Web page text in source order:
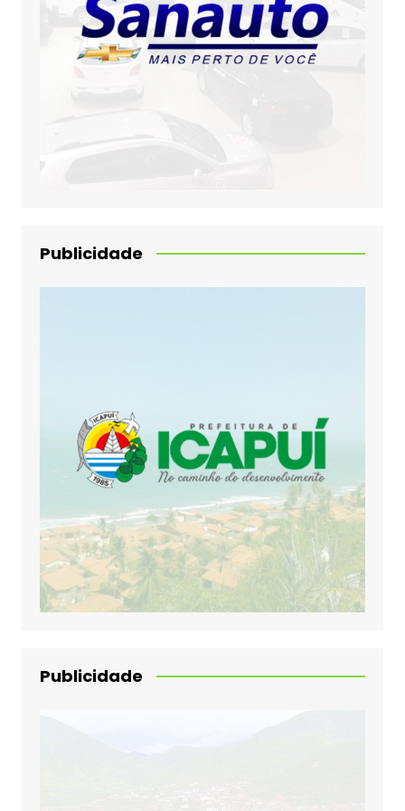
Publicidade
Publicidade